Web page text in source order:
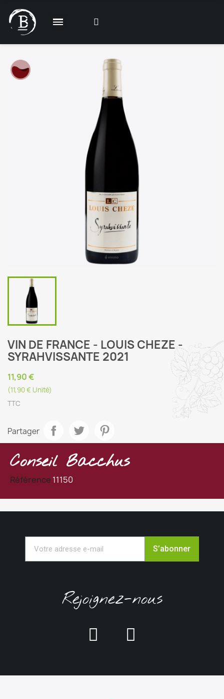
VIN DE FRANCE - LOUIS CHEZE -
SYRAHVISSANTE 2021
11,90 €
(11,90 € Unité)
TTC
Partager
Conseil Bacchus
Référence 11150
S’abonner
Rejoignez-nous